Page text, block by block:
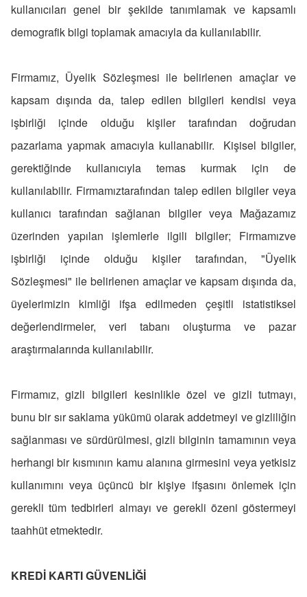
kullanıcıları genel bir şekilde tanımlamak ve kapsamlı
demografik bilgi toplamak amacıyla da kullanılabilir.
Firmamız, Üyelik Sözleşmesi ile belirlenen amaçlar ve
kapsam dışında da, talep edilen bilgileri kendisi veya
işbirliği içinde olduğu kişiler tarafından doğrudan
pazarlama yapmak amacıyla kullanabilir. Kişisel bilgiler,
gerektiğinde kullanıcıyla temas kurmak için de
kullanılabilir. Firmamıztarafından talep edilen bilgiler veya
kullanıcı tarafından sağlanan bilgiler veya Mağazamız
üzerinden yapılan işlemlerle ilgili bilgiler; Firmamızve
işbirliği içinde olduğu kişiler tarafından, "Üyelik
Sözleşmesi" ile belirlenen amaçlar ve kapsam dışında da,
üyelerimizin kimliği ifşa edilmeden çeşitli istatistiksel
değerlendirmeler, veri tabanı oluşturma ve pazar
araştırmalarında kullanılabilir.
Firmamız, gizli bilgileri kesinlikle özel ve gizli tutmayı,
bunu bir sır saklama yükümü olarak addetmeyi ve gizliliğin
sağlanması ve sürdürülmesi, gizli bilginin tamamının veya
herhangi bir kısmının kamu alanına girmesini veya yetkisiz
kullanımını veya üçüncü bir kişiye ifşasını önlemek için
gerekli tüm tedbirleri almayı ve gerekli özeni göstermeyi
taahhüt etmektedir.
KREDİ KARTI GÜVENLİĞİ